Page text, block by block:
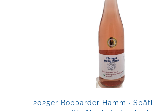
2025er Bopparder Hamm ·